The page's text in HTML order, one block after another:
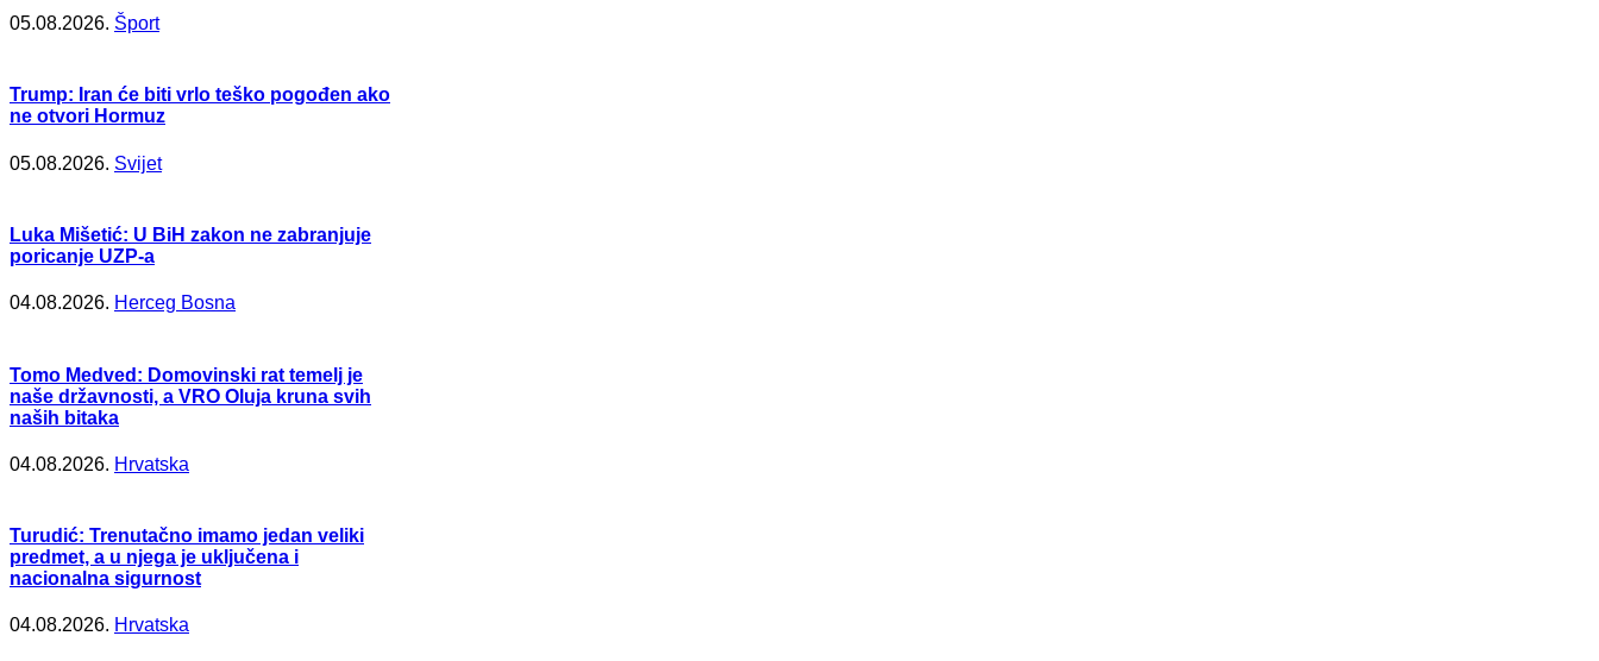
05.08.2026. Šport
Trump: Iran će biti vrlo teško pogođen ako
ne otvori Hormuz
05.08.2026. Svijet
Luka Mišetić: U BiH zakon ne zabranjuje
poricanje UZP-a
04.08.2026. Herceg Bosna
Tomo Medved: Domovinski rat temelj je
naše državnosti, a VRO Oluja kruna svih
naših bitaka
04.08.2026. Hrvatska
Turudić: Trenutačno imamo jedan veliki
predmet, a u njega je uključena i
nacionalna sigurnost
04.08.2026. Hrvatska